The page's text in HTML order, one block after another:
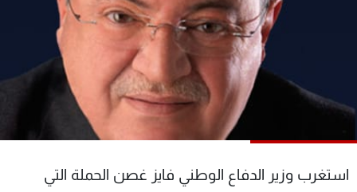
استغرب وزير الدفاع الوطني فايز غصن الحملة التي
كأس العالم
جدول البرامج
الترددات